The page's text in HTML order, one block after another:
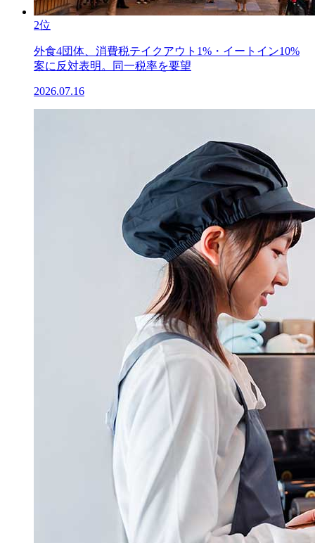
2位
外食4団体、消費税テイクアウト1%・イートイン10%
案に反対表明。同一税率を要望
2026.07.16